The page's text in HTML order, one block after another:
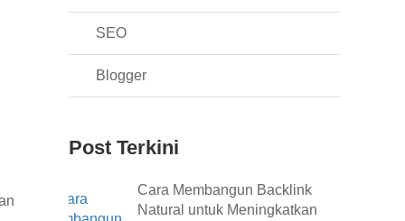
SEO
Blogger
Post Terkini
Cara Membangun Backlink
Natural untuk Meningkatkan